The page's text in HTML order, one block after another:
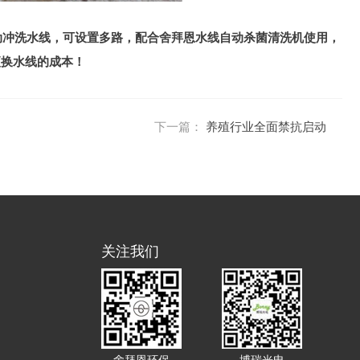
洗水线，可设置多路，配合舍拜恩水线自动杀菌清洗机使用，
水线的成本！
下一篇： 养殖行业全面禁抗启动
关注我们